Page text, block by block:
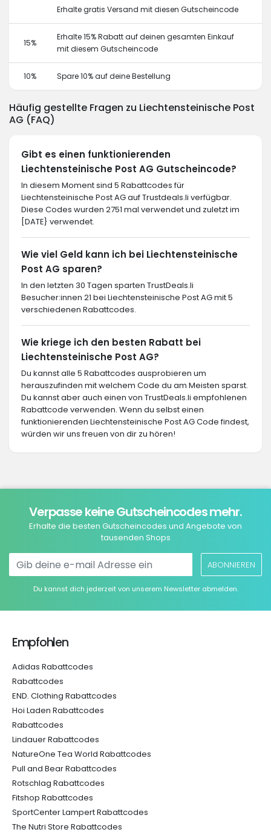
Erhalte gratis Versand mit diesen Gutscheincode
15%
Erhalte 15% Rabatt auf deinen gesamten Einkauf
mit diesem Gutscheincode
10% Spare 10% auf deine Bestellung
Häufig gestellte Fragen zu Liechtensteinische Post
AG (FAQ)
Gibt es einen funktionierenden
Liechtensteinische Post AG Gutscheincode?
In diesem Moment sind 5 Rabattcodes für
Liechtensteinische Post AG auf Trustdeals.li verfügbar.
Diese Codes wurden 2751 mal verwendet und zuletzt im
[DATE} verwendet.
Wie viel Geld kann ich bei Liechtensteinische
Post AG sparen?
In den letzten 30 Tagen sparten TrustDeals.li
Besucher:innen 21 bei Liechtensteinische Post AG mit 5
verschiedenen Rabattcodes.
Wie kriege ich den besten Rabatt bei
Liechtensteinische Post AG?
Du kannst alle 5 Rabattcodes ausprobieren um
herauszufinden mit welchem Code du am Meisten sparst.
Du kannst aber auch einen von TrustDeals.li empfohlenen
Rabattcode verwenden. Wenn du selbst einen
funktionierenden Liechtensteinische Post AG Code findest,
würden wir uns freuen von dir zu hören!
Verpasse keine Gutscheincodes mehr.
Erhalte die besten Gutscheincodes und Angebote von
tausenden Shops
ABONNIEREN
Du kannst dich jederzeit von unserem Newsletter abmelden.
Empfohlen
Adidas Rabattcodes
Rabattcodes
END. Clothing Rabattcodes
Hoi Laden Rabattcodes
Rabattcodes
Lindauer Rabattcodes
NatureOne Tea World Rabattcodes
Pull and Bear Rabattcodes
Rotschlag Rabattcodes
Fitshop Rabattcodes
SportCenter Lampert Rabattcodes
The Nutri Store Rabattcodes